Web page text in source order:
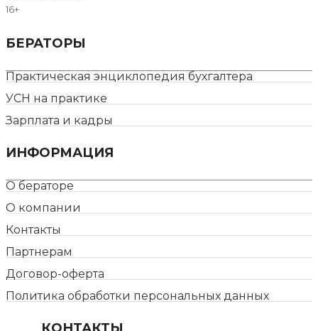
16+
БЕРАТОРЫ
Практическая энциклопедия бухгалтера
УСН на практике
Зарплата и кадры
ИНФОРМАЦИЯ
О бераторе
О компании
Контакты
Партнерам
Договор-оферта
Политика обработки персональных данных